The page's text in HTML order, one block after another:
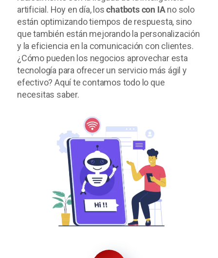
artificial. Hoy en día, loschatbots con IAno solo
están optimizando tiempos de respuesta, sino
que también están mejorando la personalización
y la eficiencia en la comunicación con clientes.
¿Cómo pueden los negocios aprovechar esta
tecnología para ofrecer un servicio más ágil y
efectivo? Aquí te contamos todo lo que
necesitas saber.